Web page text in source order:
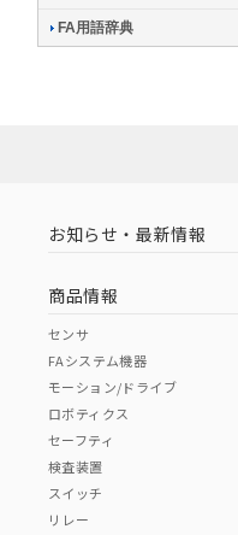
FA用語辞典
お知らせ・最新情報
商品情報
センサ
FAシステム機器
モーション/ドライブ
ロボティクス
セーフティ
検査装置
スイッチ
リレー